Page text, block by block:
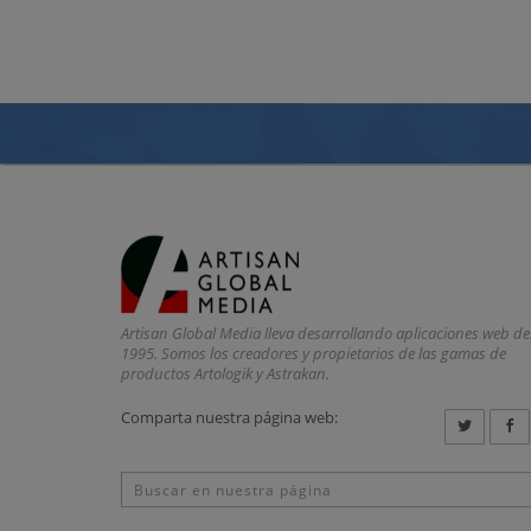
Artisan Global Media lleva desarrollando aplicaciones web
1995. Somos los creadores y propietarios de las gamas de
productos Artologik y Astrakan.
Comparta nuestra página web: